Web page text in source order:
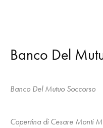
Banco Del
Banco Del Mutuo Soccorso
Copertina di Cesare Monti